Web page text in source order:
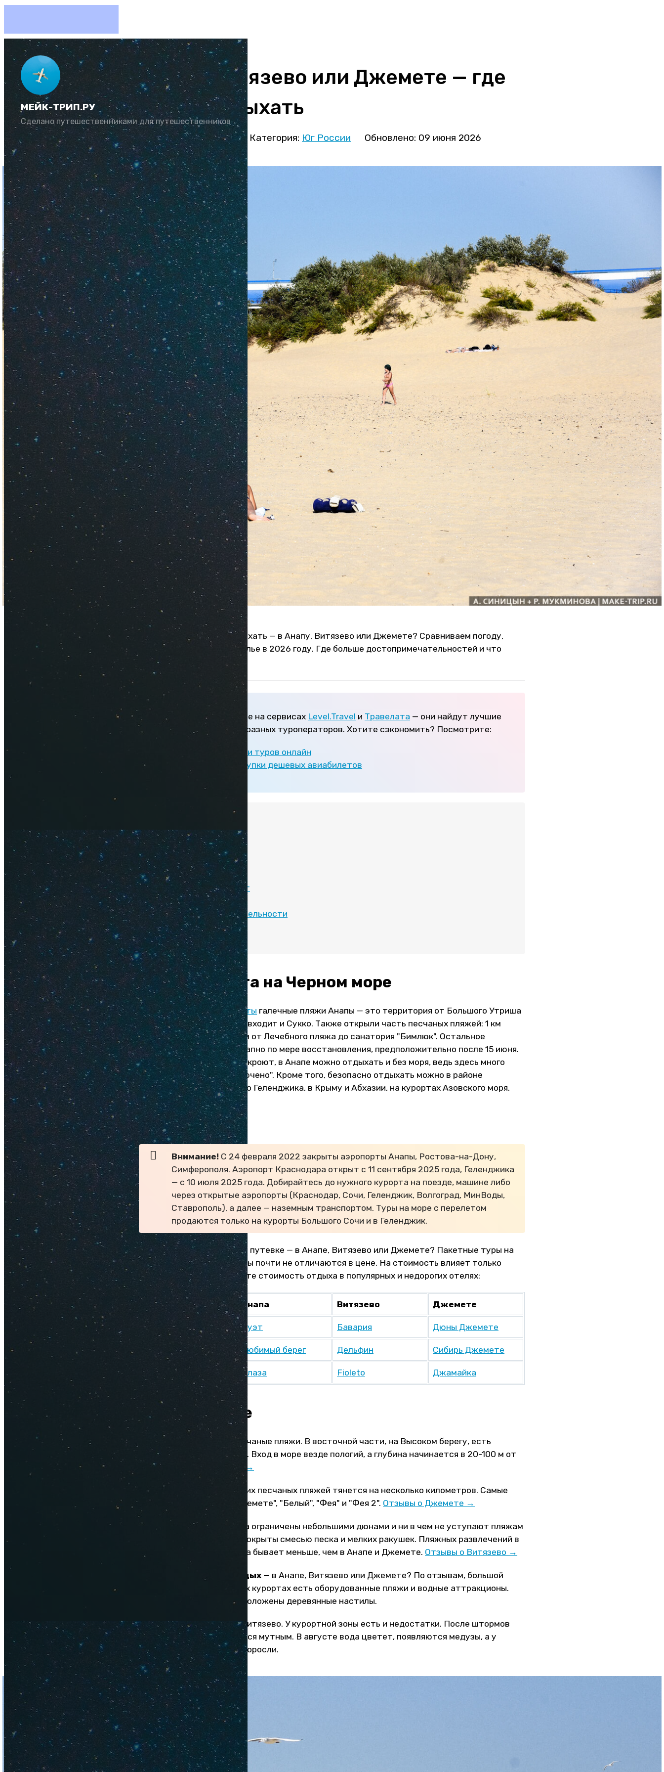
МЕЙК-ТРИП.РУ
Сделано путешественниками для путешественников
Анапа, Витязево или Джемете — где
лучше отдыхать
Автор:Юлия Козлова Категория: Юг России Обновлено: 09 июня 2026
Куда лучше поехать отдыхать — в Анапу, Витязево или Джемете? Сравниваем погоду,
пляжи, цены на туры и жилье в 2026 году. Где больше достопримечательностей и что
лучше для ребенка.
Горящие туры ищите на сервисах Level.Travel и Травелата — они найдут лучшие
предложения среди разных туроператоров. Хотите сэкономить? Посмотрите:
7 правил покупки туров онлайн
15 секретов покупки дешевых авиабилетов
Разлив мазута
Пляжи и море
Погода и климат
Цены на отдых
Достопримечательности
Где лучше
Разлив мазута на Черном море
С 1 июня 2026 года открыты галечные пляжи Анапы — это территория от Большого Утриша
до Высокого Берега, куда входит и Сукко. Также открыли часть песчаных пляжей: 1 км
берега в Витязеве и 3,5 км от Лечебного пляжа до санатория "Бимлюк". Остальное
планируют открыть поэтапно по мере восстановления, предположительно после 15 июня.
Впрочем, даже если не откроют, в Анапе можно отдыхать и без моря, ведь здесь много
отелей со SPA и "всё включено". Кроме того, безопасно отдыхать можно в районе
Большого Сочи и Большого Геленджика, в Крыму и Абхазии, на курортах Азовского моря.
Туры
Внимание! С 24 февраля 2022 закрыты аэропорты Анапы, Ростова-на-Дону,
Симферополя. Аэропорт Краснодара открыт с 11 сентября 2025 года, Геленджика
— с 10 июля 2025 года. Добирайтесь до нужного курорта на поезде, машине либо
через открытые аэропорты (Краснодар, Сочи, Геленджик, Волгоград, МинВоды,
Ставрополь), а далее — наземным транспортом. Туры на море с перелетом
продаются только на курорты Большого Сочи и в Геленджик.
Где дешевле отдыхать по путевке — в Анапе, Витязево или Джемете? Пакетные туры на
эти черноморские курорты почти не отличаются в цене. На стоимость влияет только
уровень отеля. Посмотрите стоимость отдыха в популярных и недорогих отелях:
Анапа Витязево Джемете
Отель 1-2* Дуэт Бавария Дюны Джемете
Отель 3* Любимый берег Дельфин Сибирь Джемете
Отель 4-5* Плаза Fioleto Джамайка
Пляжи и море
. Тут отличные песчаные пляжи. В восточной части, на Высоком берегу, есть
неплохие галечные пляжи. Вход в море везде пологий, а глубина начинается в 20-100 м от
берега.
Отзывы об Анапе →
Джемете
. Полоса широких песчаных пляжей тянется на несколько километров. Самые
посещаемые из них — "Джемете", "Белый", "Фея" и "Фея 2". Отзывы о Джемете →
Витязево
. Пляжи поселка ограничены небольшими дюнами и ни в чем не уступают пляжам
соседних курортов. Они покрыты смесью песка и мелких ракушек. Пляжных развлечений в
Витязево много, но народа бывает меньше, чем в Анапе и Джемете. Отзывы о Витязево →
Где лучше пляжный отдых — в Анапе, Витязево или Джемете? По отзывам, большой
разницы нет. На всех трех курортах есть оборудованные пляжи и водные аттракционы.
Для удобства по песку проложены деревянные настилы.
Вода чище в Джемете и Витязево. У курортной зоны есть и недостатки. После штормов
море ненадолго становится мутным. В августе вода цветет, появляются медузы, а у
берега скапливаются водоросли.